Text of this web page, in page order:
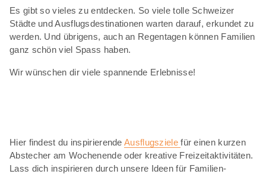
Es gibt so vieles zu entdecken. So viele tolle Schweizer
Städte und Ausflugsdestinationen warten darauf, erkundet zu
werden. Und übrigens, auch an Regentagen können Familien
ganz schön viel Spass haben.
Wir wünschen dir viele spannende Erlebnisse!
Hier findest du inspirierendeAusflugszielefür einen kurzen
Abstecher am Wochenende oder kreative Freizeitaktivitäten.
Lass dich inspirieren durch unsere Ideen für Familien-